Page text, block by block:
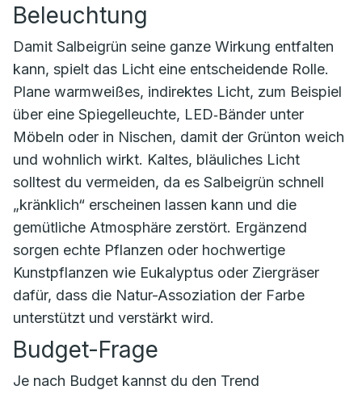
Beleuchtung
Damit Salbeigrün seine ganze Wirkung entfalten
kann, spielt das Licht eine entscheidende Rolle.
Plane warmweißes, indirektes Licht, zum Beispiel
über eine Spiegelleuchte, LED‑Bänder unter
Möbeln oder in Nischen, damit der Grünton weich
und wohnlich wirkt. Kaltes, bläuliches Licht
solltest du vermeiden, da es Salbeigrün schnell
„kränklich“ erscheinen lassen kann und die
gemütliche Atmosphäre zerstört. Ergänzend
sorgen echte Pflanzen oder hochwertige
Kunstpflanzen wie Eukalyptus oder Ziergräser
dafür, dass die Natur-Assoziation der Farbe
unterstützt und verstärkt wird.
Budget-Frage
Je nach Budget kannst du den Trend